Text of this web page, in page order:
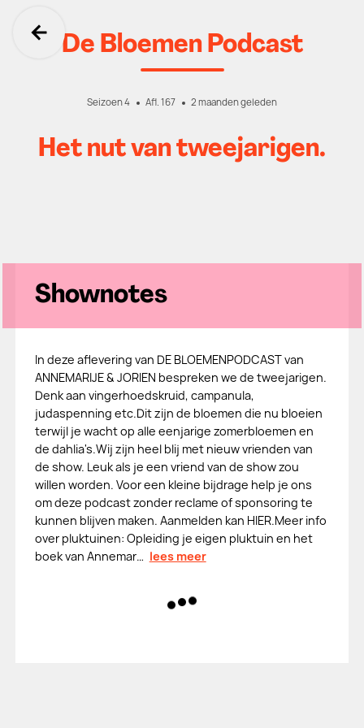
Ga terug
De Bloemen Podcast
Seizoen 4 Afl. 167 2 maanden geleden
Het nut van tweejarigen.
Shownotes
In deze aflevering van DE BLOEMENPODCAST van
ANNEMARIJE & JORIEN bespreken we de tweejarigen.
Denk aan vingerhoedskruid, campanula,
judaspenning etc.Dit zijn de bloemen die nu bloeien
terwijl je wacht op alle eenjarige zomerbloemen en
de dahlia's.Wij zijn heel blij met nieuw vrienden van
de show. Leuk als je een vriend van de show zou
willen worden. Voor een kleine bijdrage help je ons
om deze podcast zonder reclame of sponsoring te
kunnen blijven maken. Aanmelden kan HIER.Meer info
over pluktuinen: Opleiding je eigen pluktuin en het
boek van Annemar… lees meer